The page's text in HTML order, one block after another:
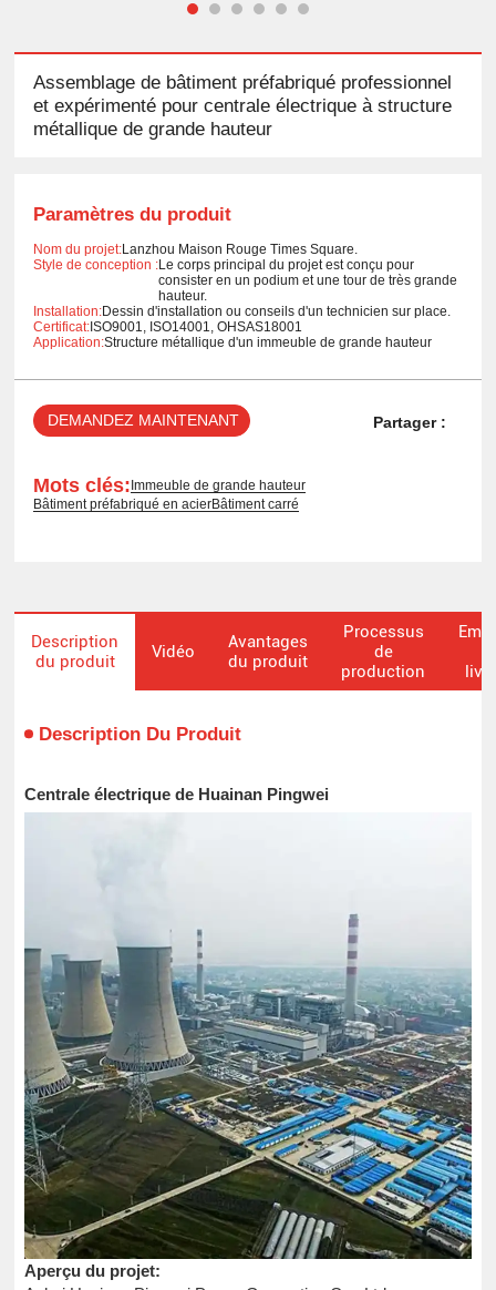
Assemblage de bâtiment préfabriqué professionnel
et expérimenté pour centrale électrique à structure
métallique de grande hauteur
Paramètres du produit
Nom du projet:Lanzhou Maison Rouge Times Square.
Style de conception :Le corps principal du projet est conçu pour
consister en un podium et une tour de très grande
hauteur.
Installation:Dessin d'installation ou conseils d'un technicien sur place.
Certificat:ISO9001, ISO14001, OHSAS18001
Application:Structure métallique d'un immeuble de grande hauteur
DEMANDEZ MAINTENANT Partager :
Mots clés: Immeuble de grande hauteur
Bâtiment préfabriqué en acierBâtiment carré
Description
du produit
Vidéo
Avantages
du produit
Processus
de
production
Description Du Produit
Centrale électrique de Huainan Pingwei
Aperçu du projet: